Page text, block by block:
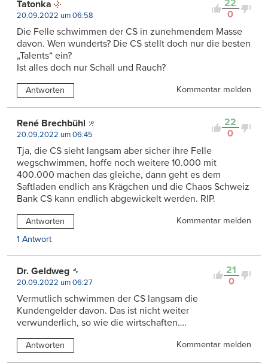
22
0
Tatonka
20.09.2022 um 06:58
Die Felle schwimmen der CS in zunehmendem Masse
davon. Wen wunderts? Die CS stellt doch nur die besten
„Talents“ ein?
Ist alles doch nur Schall und Rauch?
Antworten Kommentar melden
22
0
René Brechbühl
20.09.2022 um 06:45
Tja, die CS sieht langsam aber sicher ihre Felle
wegschwimmen, hoffe noch weitere 10.000 mit
400.000 machen das gleiche, dann geht es dem
Saftladen endlich ans Krägchen und die Chaos Schweiz
Bank CS kann endlich abgewickelt werden. RIP.
Antworten
Kommentar melden
1 Antwort
21
0
Dr. Geldweg
20.09.2022 um 06:27
Vermutlich schwimmen der CS langsam die
Kundengelder davon. Das ist nicht weiter
verwunderlich, so wie die wirtschaften….
Antworten Kommentar melden